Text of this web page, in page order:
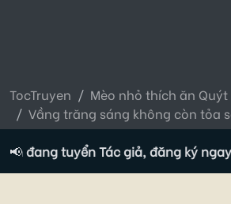
TocTruyen
Mèo nhỏ thích ăn Quýt
Vầng trăng sáng không còn tỏa
📢đang tuyển Tác giả, đăng ký ngay